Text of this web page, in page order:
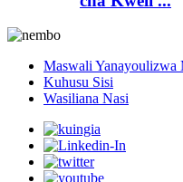
Maswali Yanayoulizwa
Kuhusu Sisi
Wasiliana Nasi